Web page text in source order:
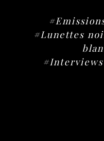
#Lunettes
#Interviews